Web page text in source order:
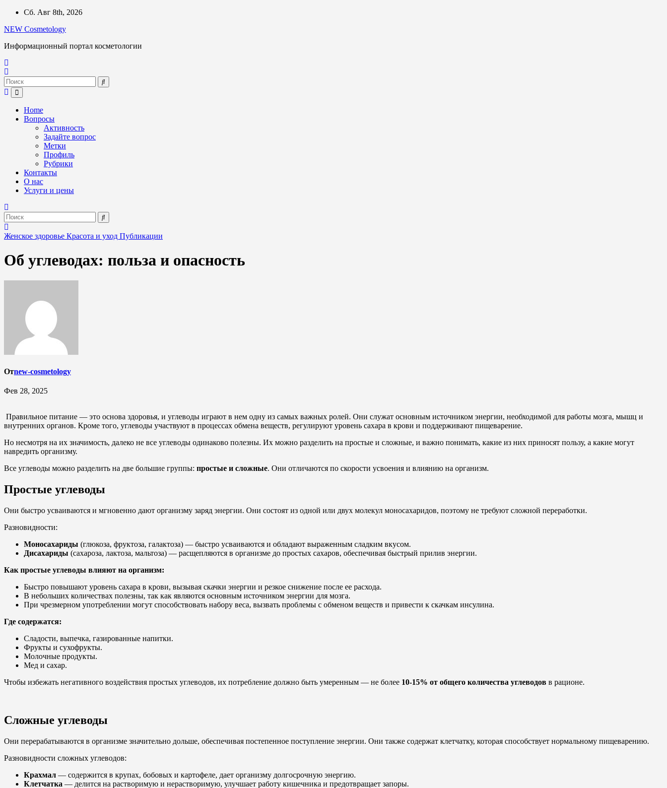
Перейти
содержимому
Сб. Авг 8th, 2026
NEW Cosmetology
Информационный портал косметологии
Home
Вопросы
Активность
Задайте вопрос
Метки
Профиль
Рубрики
Контакты
О нас
Услуги и цены
Женское здоровье Красота и уход Публикации
Об углеводах: польза и опасность
Отnew-cosmetology
Фев 28, 2025
Правильное питание — это основа здоровья, и углеводы играют в нем одну из самых важных ролей. Они служат основным источником энергии, необходимой для работы мозга, мышц и
внутренних органов. Кроме того, углеводы участвуют в процессах обмена веществ, регулируют уровень сахара в крови и поддерживают пищеварение.
Но несмотря на их значимость, далеко не все углеводы одинаково полезны. Их можно разделить на простые и сложные, и важно понимать, какие из них приносят пользу, а какие могут
навредить организму.
Все углеводы можно разделить на две большие группы: простые и сложные. Они отличаются по скорости усвоения и влиянию на организм.
Простые углеводы
Они быстро усваиваются и мгновенно дают организму заряд энергии. Они состоят из одной или двух молекул моносахаридов, поэтому не требуют сложной переработки.
Разновидности:
Моносахариды (глюкоза, фруктоза, галактоза) — быстро усваиваются и обладают выраженным сладким вкусом.
Дисахариды (сахароза, лактоза, мальтоза) — расщепляются в организме до простых сахаров, обеспечивая быстрый прилив энергии.
Как простые углеводы влияют на организм:
Быстро повышают уровень сахара в крови, вызывая скачки энергии и резкое снижение после ее расхода.
В небольших количествах полезны, так как являются основным источником энергии для мозга.
При чрезмерном употреблении могут способствовать набору веса, вызвать проблемы с обменом веществ и привести к скачкам инсулина.
Где содержатся:
Сладости, выпечка, газированные напитки.
Фрукты и сухофрукты.
Молочные продукты.
Мед и сахар.
Чтобы избежать негативного воздействия простых углеводов, их потребление должно быть умеренным — не более 10-15% от общего количества углеводов в рационе.
Сложные углеводы
Они перерабатываются в организме значительно дольше, обеспечивая постепенное поступление энергии. Они также содержат клетчатку, которая способствует нормальному пищеварению.
Разновидности сложных углеводов:
Крахмал — содержится в крупах, бобовых и картофеле, дает организму долгосрочную энергию.
Клетчатка — делится на растворимую и нерастворимую, улучшает работу кишечника и предотвращает запоры.